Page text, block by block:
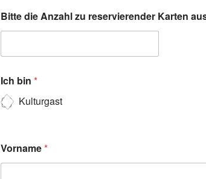
Bitte die Anzahl zu reservierender Karten
Ich bin *
Kulturgast
Vorname*